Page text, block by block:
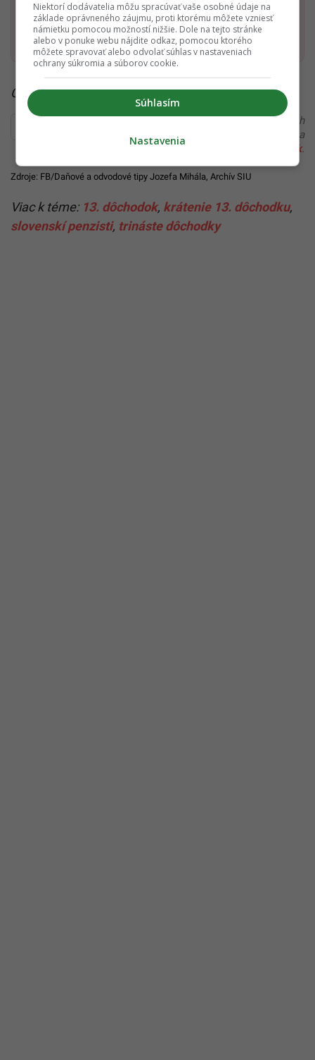
Pridať ako preferovaný zdroj
Startitup, odkaz sa otvorí v
Čítaj viac z kategórie:Hlavné správy a aktuality
Ďakujeme, že čítaš Startitup. V prípade, že máš postreh
alebo si našiel v článku chybu, napíš nám na
redakcia@startitup.sk.
Zdroje: FB/Daňové a odvodové tipy Jozefa Mihála, Archív SIU
Viac k téme: 13. dôchodok, krátenie 13. dôchodku,
slovenskí penzisti, trináste dôchodky
Niektorí dodávatelia môžu spracúvať vaše osobné údaje na
základe oprávneného záujmu, proti ktorému môžete vzniesť
námietku pomocou možností nižšie. Dole na tejto stránke
alebo v ponuke webu nájdite odkaz, pomocou ktorého
môžete spravovať alebo odvolať súhlas v nastaveniach
ochrany súkromia a súborov cookie.
Súhlasím
Nastavenia